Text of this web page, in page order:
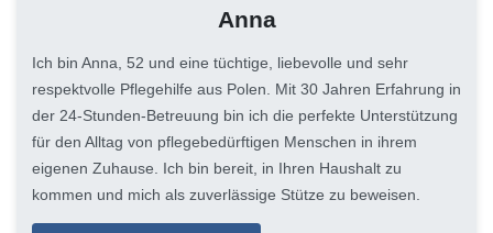
Anna
Ich bin Anna, 52 und eine tüchtige, liebevolle und sehr
respektvolle Pflegehilfe aus Polen. Mit 30 Jahren Erfahrung in
der 24-Stunden-Betreuung bin ich die perfekte Unterstützung
für den Alltag von pflegebedürftigen Menschen in ihrem
eigenen Zuhause. Ich bin bereit, in Ihren Haushalt zu
kommen und mich als zuverlässige Stütze zu beweisen.